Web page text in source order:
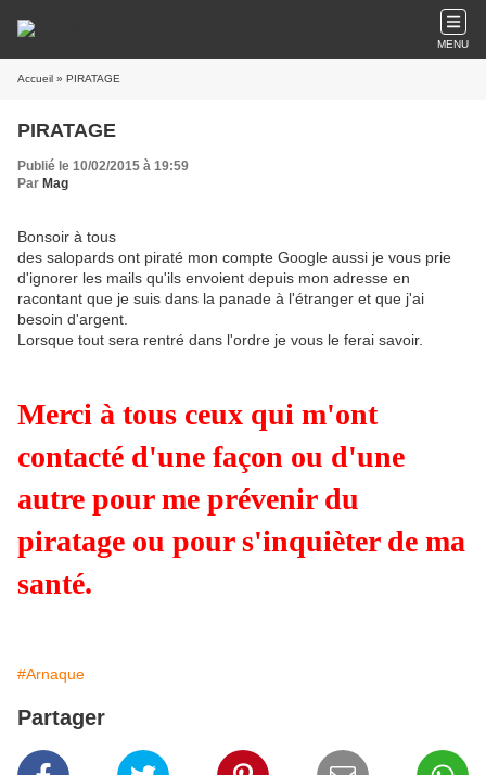
MENU
Accueil » PIRATAGE
PIRATAGE
Publié le 10/02/2015 à 19:59
Par Mag
Bonsoir à tous
des salopards ont piraté mon compte Google aussi je vous prie
d'ignorer les mails qu'ils envoient depuis mon adresse en
racontant que je suis dans la panade à l'étranger et que j'ai
besoin d'argent.
Lorsque tout sera rentré dans l'ordre je vous le ferai savoir.
Merci à tous ceux qui m'ont
contacté d'une façon ou d'une
autre pour me prévenir du
piratage ou pour s'inquièter de ma
santé.
#Arnaque
Partager